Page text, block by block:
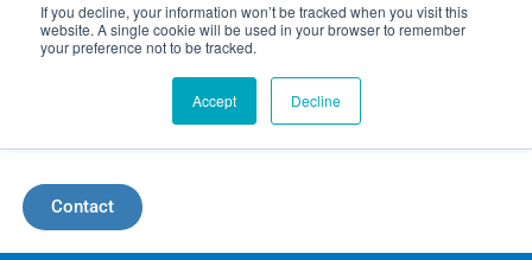
If you decline, your information won’t be tracked when you visit this
website. A single cookie will be used in your browser to remember
your preference not to be tracked.
Accept Decline
Menu
Contact